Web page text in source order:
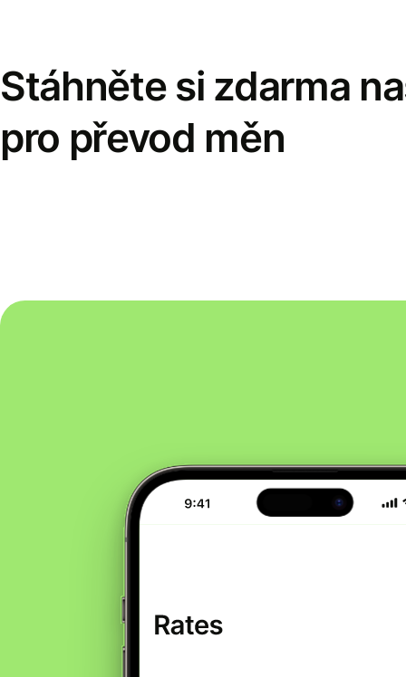
Stáhněte si zdarma
pro převod měn